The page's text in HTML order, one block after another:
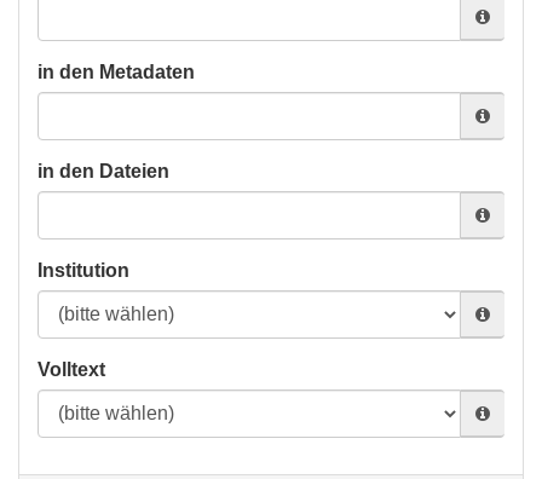
in den Metadaten
in den Dateien
Institution
Volltext